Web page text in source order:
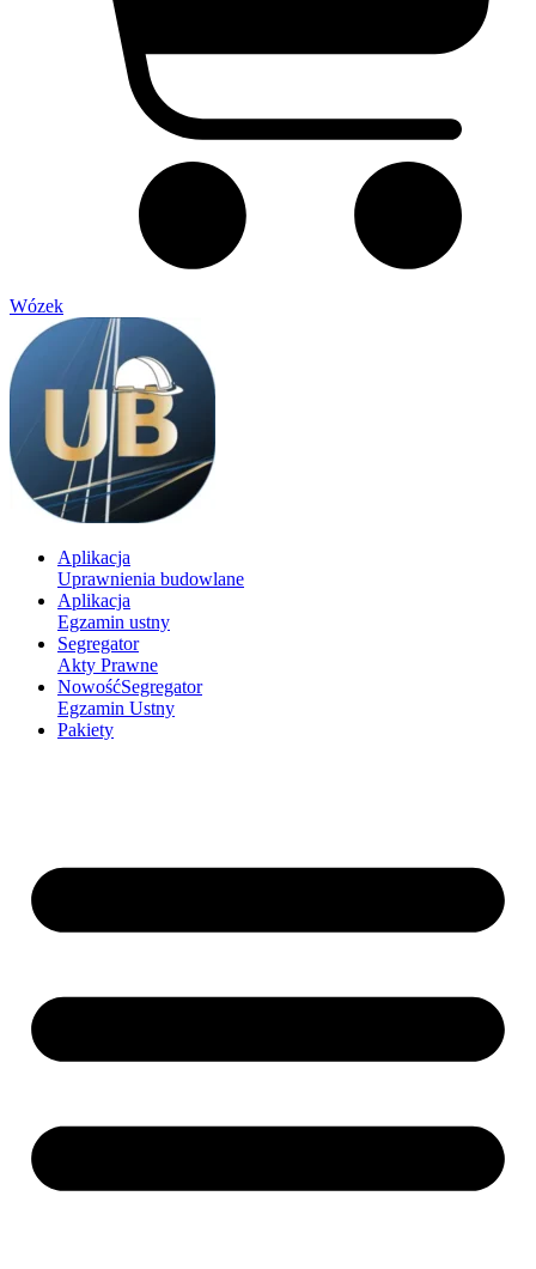
Wózek
Aplikacja
Uprawnienia budowlane
Aplikacja
Egzamin ustny
Segregator
Akty Prawne
NowośćSegregator
Egzamin Ustny
Pakiety